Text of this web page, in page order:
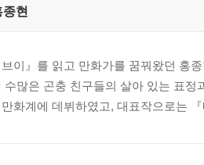
종현
브이』를 읽고 만화가를 꿈꿔왔던 홍
수많은 곤충 친구들의 살아 있는 표
화계에 데뷔하였고, 대표작으로는